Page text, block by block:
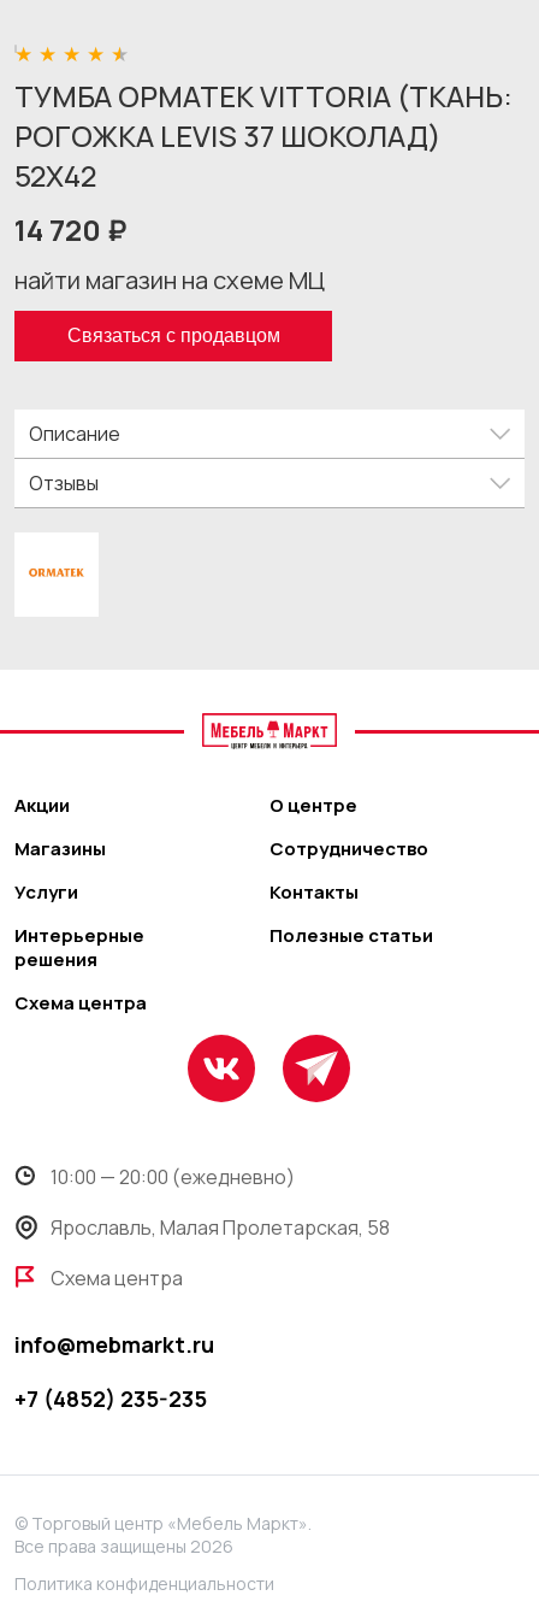
ТУМБА ОРМАТЕК VITTORIA (ТКАНЬ:
РОГОЖКА LEVIS 37 ШОКОЛАД)
52X42
14 720 ₽
найти магазин на схеме МЦ
Связаться с продавцом
Описание
Отзывы
Акции
Магазины
Услуги
Интерьерные
решения
Схема центра
О центре
Сотрудничество
Контакты
Полезные статьи
10:00 — 20:00 (ежедневно)
Ярославль, Малая Пролетарская, 58
Схема центра
info@mebmarkt.ru
+7 (4852) 235-235
© Торговый центр «Мебель Маркт».
Все права защищены 2026
Политика конфиденциальности